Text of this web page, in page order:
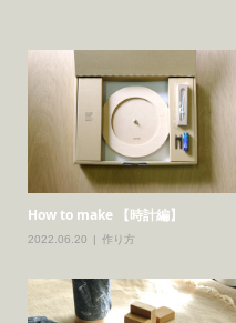
How to make 【時計編】
2022.06.20 作り方